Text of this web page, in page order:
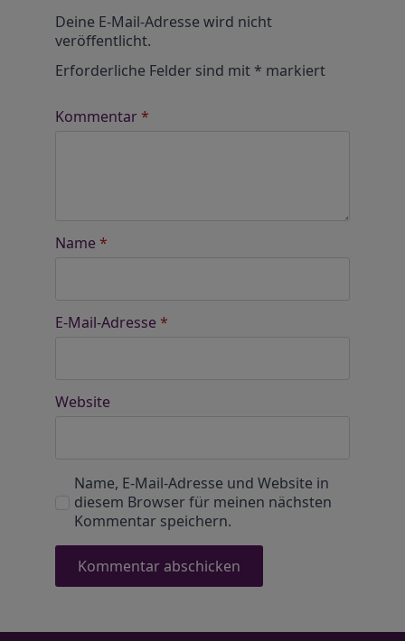
Deine E-Mail-Adresse wird nicht
veröffentlicht.
Erforderliche Felder sind mit* markiert
Kommentar*
Name *
E-Mail-Adresse *
Website
Name, E-Mail-Adresse und Website in
diesem Browser für meinen nächsten
Kommentar speichern.